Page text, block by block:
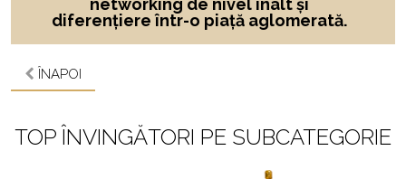
networking de nivel înalt și
diferențiere într-o piață aglomerată.
ÎNAPOI
TOP ÎNVINGĂTORI PE SUBCATEGORIE